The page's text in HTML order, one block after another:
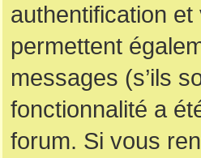
authentification
permettent
messages (s’ils
fonctionnalité a
forum. Si vous